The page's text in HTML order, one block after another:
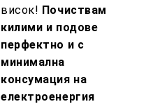
висок! Почиствам
килими и подове
перфектно и с
минимална
консумация на
електроенергия